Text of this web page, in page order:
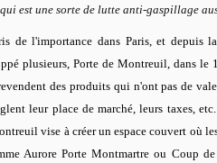
est une sorte de lutte anti-gaspillage
de l'importance dans Paris, et
plusieurs, Porte de Montreuil, dans le
des produits qui n'ont pas de
leur place de marché, leurs taxes,
vise à créer un espace couvert où
Aurore Porte Montmartre ou Coup